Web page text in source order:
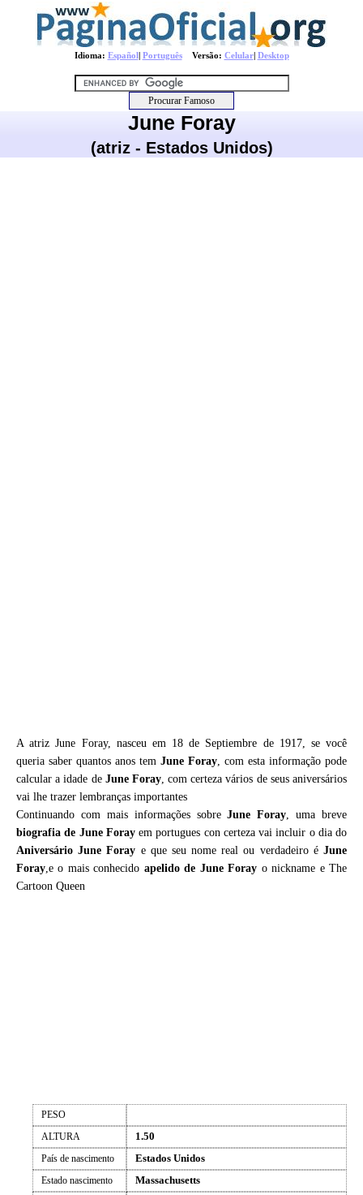
Idioma: Español| PortuguêsVersão: Celular| Desktop
June Foray
(atriz - Estados Unidos)
A atriz June Foray, nasceu em 18 de Septiembre de 1917, se você
queria saber quantos anos tem June Foray, com esta informação pode
calcular a idade de June Foray, com certeza vários de seus aniversários
vai lhe trazer lembranças importantes
Continuando com mais informações sobreJune Foray, uma breve
biografia de June Forayem portugues con certeza vai incluir o dia do
Aniversário June Foray e que seu nome real ou verdadeiro éJune
Foray,e o mais conhecido apelido de June Foray o nickname e The
Cartoon Queen
PESO
ALTURA
1.50
País de nascimento Estados Unidos
Estado nascimento Massachusetts